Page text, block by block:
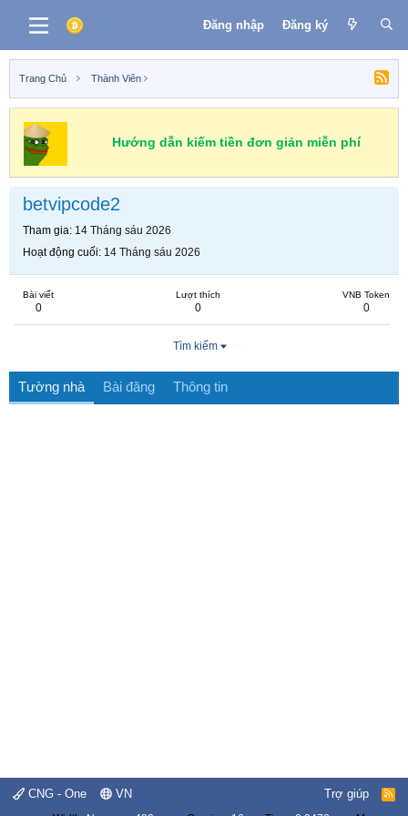
Đăng nhập Đăng ký
Trang Chủ Thành Viên
Hướng dẫn kiếm tiền đơn giản miễn phí
betvipcode2
Tham gia 14 Tháng sáu 2026
Hoạt động cuối 14 Tháng sáu 2026
Bài viết
0
Lượt thích
0
VNB Token
0
Tìm kiếm
Tường nhà Bài đăng Thông tin
CNG - One VN Trợ giúp
R